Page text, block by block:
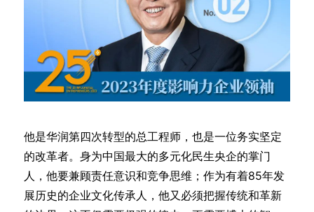
他是华润第四次转型的总工程师，也是一位务实坚定
的改革者。身为中国最大的多元化民生央企的掌门
人，他要兼顾责任意识和竞争思维；作为有着85年发
展历史的企业文化传承人，他又必须把握传统和革新